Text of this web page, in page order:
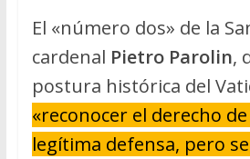
El «número dos» de la
cardenal Pietro Parolin,
postura histórica del
«reconocer el derecho
legítima defensa, pero